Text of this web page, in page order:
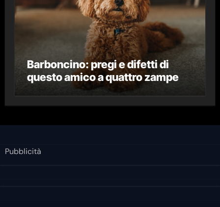
Barboncino: pregi e difetti di
questo amico a quattro zampe
Pubblicità